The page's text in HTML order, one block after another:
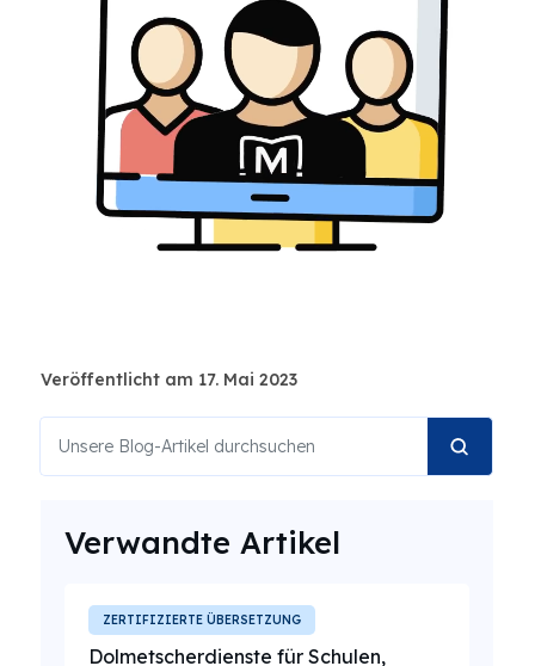
Veröffentlicht am 17. Mai 2023
Verwandte Artikel
ZERTIFIZIERTE ÜBERSETZUNG
Dolmetscherdienste für Schulen,